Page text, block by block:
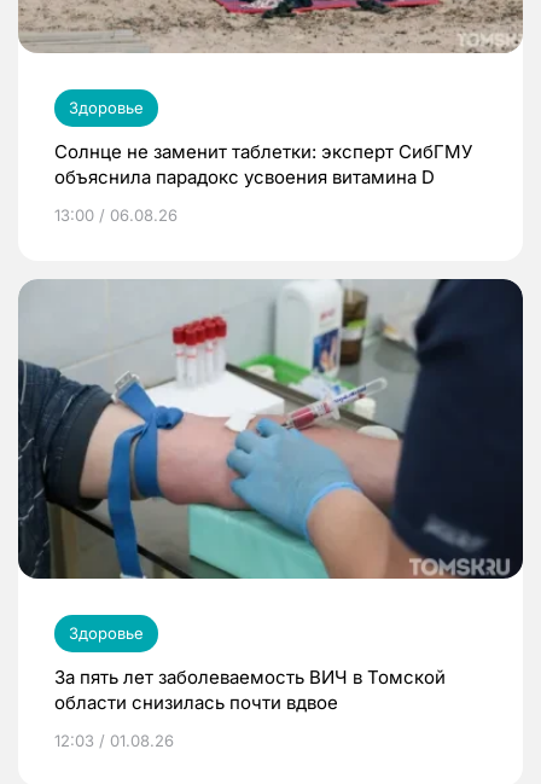
Здоровье
Солнце не заменит таблетки: эксперт СибГМУ
объяснила парадокс усвоения витамина D
13:00 / 06.08.26
Здоровье
За пять лет заболеваемость ВИЧ в Томской
области снизилась почти вдвое
12:03 / 01.08.26